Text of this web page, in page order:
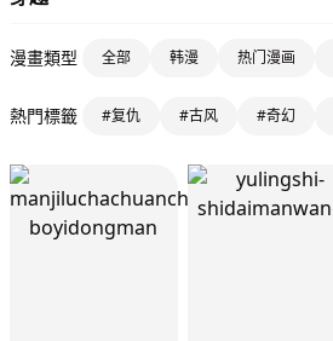
漫畫類型 全部 韩漫 热门漫画
熱門標籤 #复仇 #古风 #奇幻